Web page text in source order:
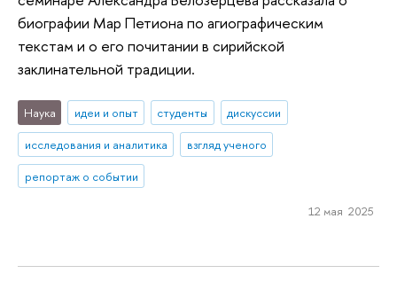
биографии Мар Петиона по агиографическим
текстам и о его почитании в сирийской
заклинательной традиции.
Наука идеи и опыт студенты
дискуссии
исследования и аналитика
взгляд ученого
репортаж о событии
12 мая 2025